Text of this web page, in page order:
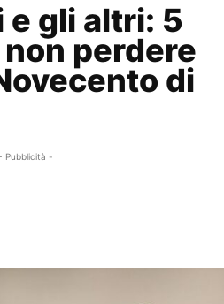
gli altri: 5
perdere
di
Pubblicità -